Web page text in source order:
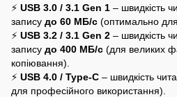
⚡ USB 3.0 / 3.1 Gen 1 – швидкість
запису до 60 МБ/с (оптимально
⚡ USB 3.2 / 3.1 Gen 2 – швидкість
запису до 400 МБ/с (для великих
копіювання).
⚡ USB 4.0 / Type-C – швидкість
для професійного використання).